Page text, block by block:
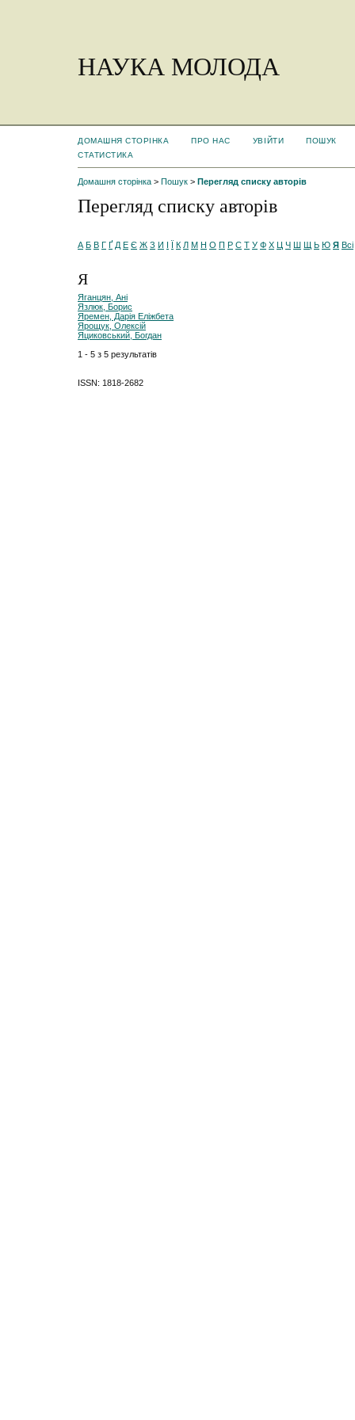
НАУКА МОЛОДА
ДОМАШНЯ СТОРІНКА ПРО НАС УВІЙТИ
ПОШУК
СТАТИСТИКА
Домашня сторінка > Пошук > Перегляд списку авторів
Перегляд списку авторів
А Б В Г Ґ Д Е Є Ж З И І Ї К Л М Н О П Р С Т У Ф Х Ц Ч Ш Щ Ь Ю Я Всі
Я
Яганцян, Ані
Язлюк, Борис
Яремен, Дарія Еліжбета
Ярощук, Олексій
Яциковський, Богдан
1 - 5 з 5 результатів
ISSN: 1818-2682